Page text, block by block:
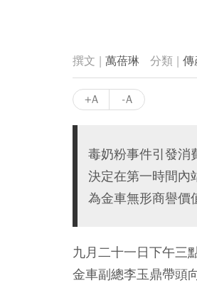
萬蓓琳 傳
+A -A
毒奶粉事件引發消
決定在第一時間內
為金車無形商譽價
九月二十一日下午三
金車副總李玉鼎帶頭